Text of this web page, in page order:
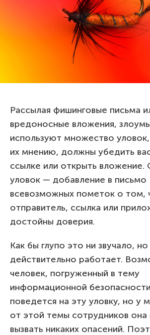
Рассылая фишинговые письма
вредоносные вложения,
используют множество
их мнению, должны убедить
ссылке или открыть вложение.
уловок — добавление в письмо
всевозможных пометок о том,
отправитель, ссылка или
достойны доверия.
Как бы глупо это ни звучало,
действительно работает.
человек, погруженный в тему
информационной
поведется на эту уловку, но у
от этой темы сотрудников
вызвать никаких опасений.